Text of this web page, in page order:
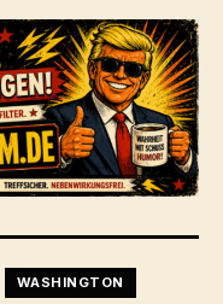
WASHINGTON